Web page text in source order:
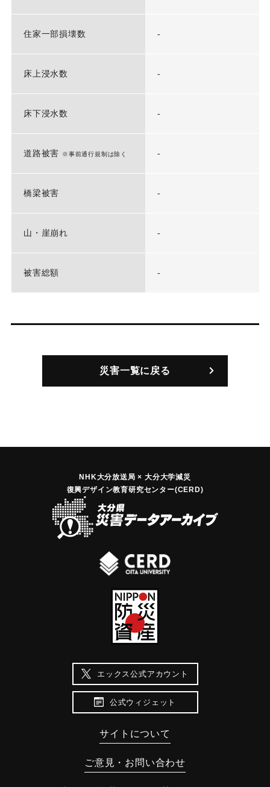
住家一部損壊数 -
床上浸水数 -
床下浸水数 -
道路被害 ※事前通行規制は除く -
橋梁被害 -
山・崖崩れ -
被害総額 -
災害一覧に戻る
NHK大分放送局 × 大分大学減災
復興デザイン教育研究センター(CERD)
エックス公式アカウント
公式ウィジェット
サイトについて
ご意見・お問い合わせ